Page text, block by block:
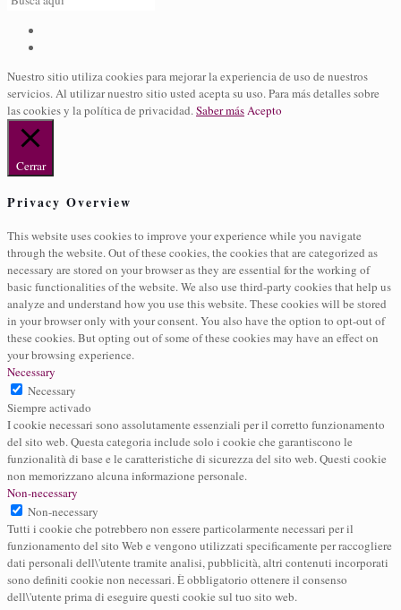
Nuestro sitio utiliza cookies para mejorar la experiencia de uso de nuestros
servicios. Al utilizar nuestro sitio usted acepta su uso. Para más detalles sobre
las cookies y la política de privacidad.Saber másAcepto
Cerrar
Privacy Overview
This website uses cookies to improve your experience while you navigate
through the website. Out of these cookies, the cookies that are categorized as
necessary are stored on your browser as they are essential for the working of
basic functionalities of the website. We also use third-party cookies that help us
analyze and understand how you use this website. These cookies will be stored
in your browser only with your consent. You also have the option to opt-out of
these cookies. But opting out of some of these cookies may have an effect on
your browsing experience.
Necessary
Necessary
Siempre activado
I cookie necessari sono assolutamente essenziali per il corretto funzionamento
del sito web. Questa categoria include solo i cookie che garantiscono le
funzionalità di base e le caratteristiche di sicurezza del sito web. Questi cookie
non memorizzano alcuna informazione personale.
Non-necessary
Non-necessary
Tutti i cookie che potrebbero non essere particolarmente necessari per il
funzionamento del sito Web e vengono utilizzati specificamente per raccogliere
dati personali dell\'utente tramite analisi, pubblicità, altri contenuti incorporati
sono definiti cookie non necessari. È obbligatorio ottenere il consenso
dell\'utente prima di eseguire questi cookie sul tuo sito web.